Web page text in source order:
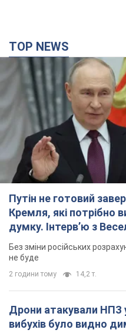
TOP NEWS
Путін не готовий
Кремля, які потрібно
думку. Інтерв’ю з
Без зміни російських
не буде
2 години тому 14,2 т.
Дрони атакували НПЗ
вибухів було видно